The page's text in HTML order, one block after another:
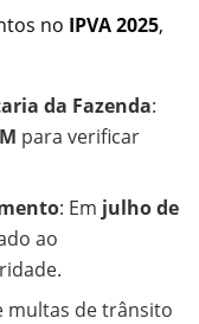
no IPVA 2025,
da Fazenda:
para verificar
: Em julho de
ao
multas de trânsito